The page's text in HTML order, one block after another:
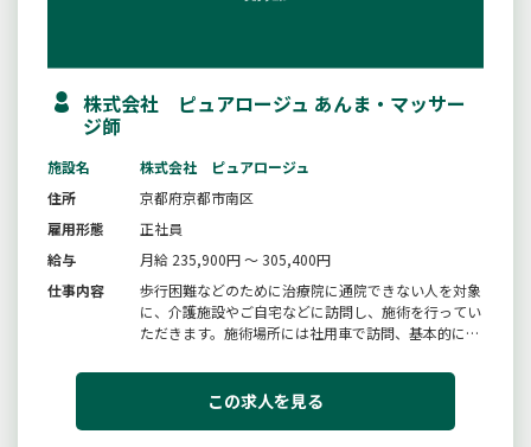
株式会社 ピュアロージュ あんま・マッサー
ジ師
施設名
株式会社 ピュアロージュ
住所
京都府京都市南区
雇用形態
正社員
給与
月給 235,900円 ～ 305,400円
仕事内容
歩行困難などのために治療院に通院できない人を対象
に、介護施設やご自宅などに訪問し、施術を行ってい
ただきます。施術場所には社用車で訪問、基本的に直
この求人を見る